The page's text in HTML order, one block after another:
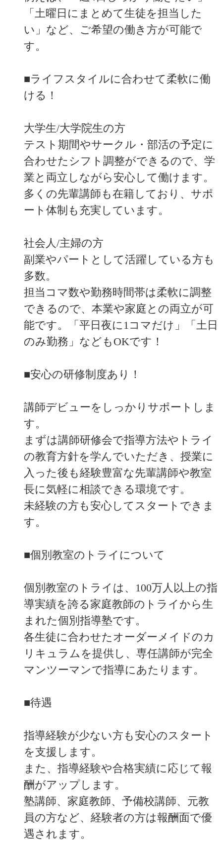
「土曜日にまとめて生徒を担当した
い」など、ご希望の働き方が可能で
す。
■ライフスタイルに合わせて柔軟に働
ける！
大学生/大学院生の方
テスト期間やサークル・部活の予定に
合わせたシフト調整ができるので、学
業と両立しながら安心して働けます。
多くの先輩講師も在籍しており、サポ
ート体制も充実しています。
社会人/主婦の方
副業やパートとして活躍している方も
多数。
担当コマ数や勤務時間帯は柔軟に調整
できるので、本業や家庭との両立が可
能です。「平日夜に1コマだけ」「土日
のみ勤務」などもOKです！
■安心の研修制度あり！
講師デビューをしっかりサポートしま
す。
まずは講師研修会で指導方法やトライ
の教育方針を学んでいただき、授業に
入った後も経験豊富な先輩講師や教室
長に気軽に相談できる環境です。
未経験の方も安心してスタートできま
す。
■個別教室のトライについて
個別教室のトライは、100万人以上の指
導実績を誇る家庭教師のトライから生
まれた個別指導塾です。
各生徒に合わせたオーダーメイドのカ
リキュラムを提供し、専任講師が完全
マンツーマンで指導にあたります。
■待遇
指導経験が少ない方も安心のスタート
を支援します。
また、指導経験や合格実績に応じて報
酬がアップします。
塾講師、家庭教師、予備校講師、元教
員の方など、経験者の方は報酬面で優
遇されます。